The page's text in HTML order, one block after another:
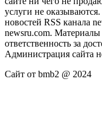
услуги не
новостей RSS канала
newsru.com.
ответственность за
Администрация сайта
Сайт от bmb2 @ 2024